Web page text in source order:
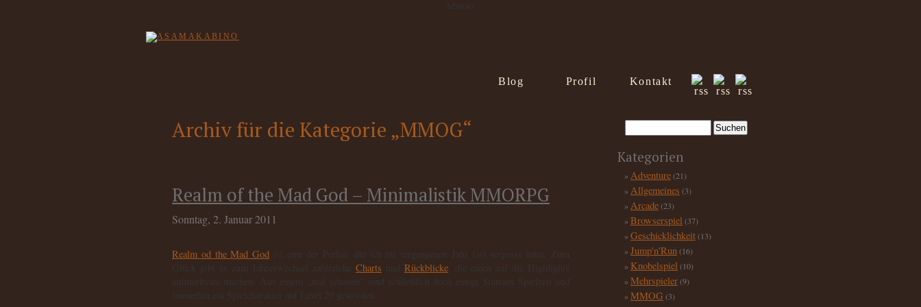
Blog Profil Kontakt
Archiv für die Kategorie „MMOG“
Realm of the Mad God – Minimalistik MMORPG
Sonntag, 2. Januar 2011
Realm od the Mad God
Charts Rückblicke
Kategorien
Adventure(21)
Allgemeines (3)
Arcade(23)
Browserspiel (37)
Geschicklichkeit(13)
Jump'n'Run(16)
Knobelspiel (10)
Mehrspieler(9)
MMOG (3)